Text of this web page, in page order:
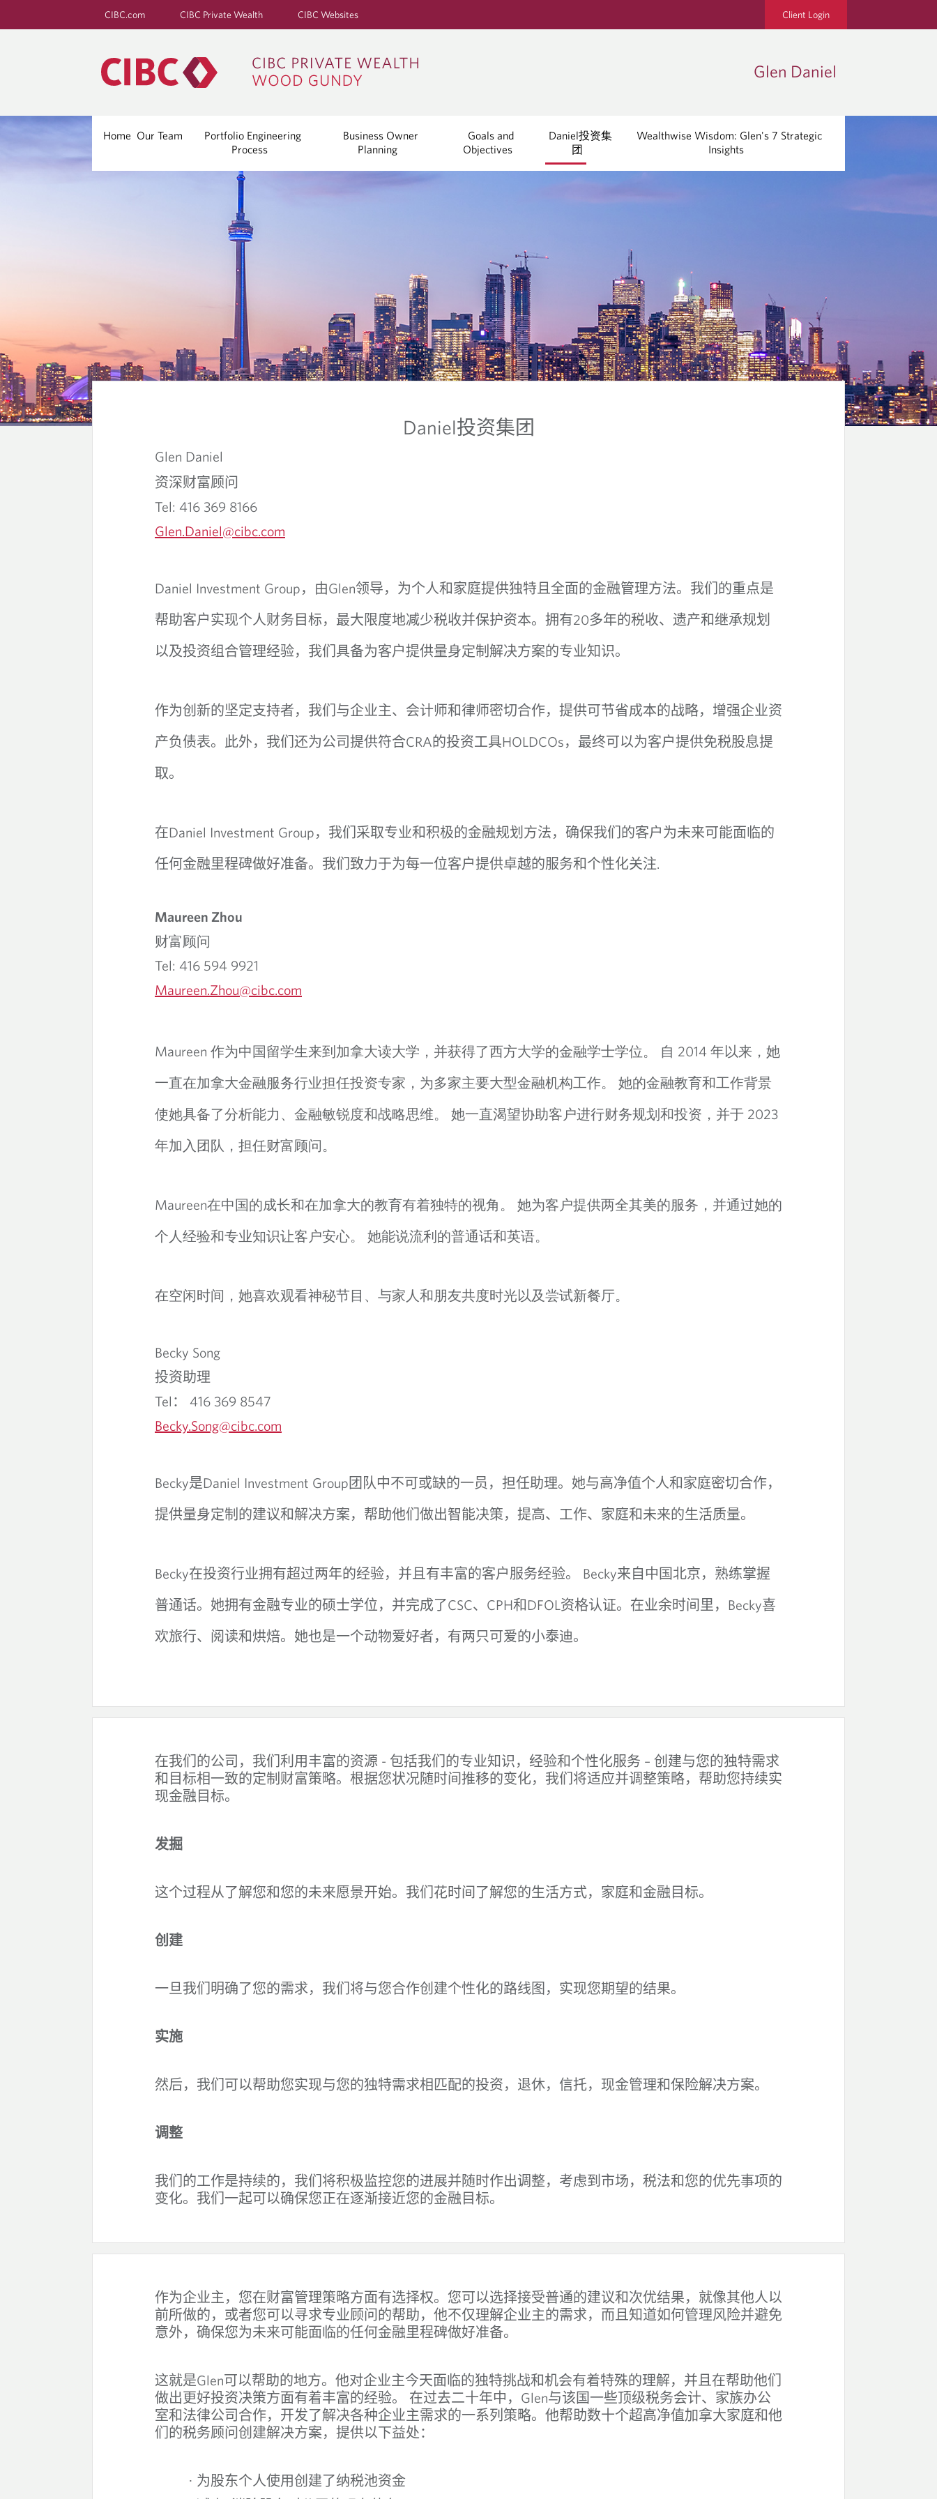
i
C
CIBC.com CIBC Private Wealth CIBC Websites Client Login
Glen Daniel
Home Our Team
Portfolio Engineering
Process
Business Owner
Planning
Goals and
Objectives
Daniel投资集
团
Wealthwise Wisdom: Glen's 7 Strategic
Insights
D
A
Daniel投资集团
Glen Daniel
资深财富顾问
Tel: 416 369 8166
Glen.Daniel@cibc.com
Daniel Investment Group， 由Glen领导，为个人和家庭提供独特且全面的金融管理方法。我们的重点是
帮助客户实现个人财务目标，最大限度地减少税收并保护资本。拥有20多年的税收、遗产和继承规划
以及投资组合管理经验，我们具备为客户提供量身定制解决方案的专业知识。
作为创新的坚定支持者，我们与企业主、会计师和律师密切合作，提供可节省成本的战略，增强企业资
产负债表。此外， 我们还为公司提供符合CRA的投资工具HOLDCOs，最终可以为客户提供免税股息提
取。
在Daniel Investment Group，我们采取专业和积极的金融规划方法，确保我们的客户为未来可能面临的
任何金融里程碑做好准备。我们致力于为每一位客户提供卓越的服务和个性化关注.
Maureen Zhou
财富顾问
Tel: 416 594 9921
Maureen.Zhou@cibc.com
Maureen 作为中国留学生来到加拿大读大学，并获得了西方大学的金融学士学位。 自 2014 年以来，她
一直在加拿大金融服务行业担任投资专家，为多家主要大型金融机构工作。 她的金融教育和工作背景
使她具备了分析能力、金融敏锐度和战略思维。 她一直渴望协助客户进行财务规划和投资，并于 2023
年加入团队，担任财富顾问。
Maureen在中国的成长和在加拿大的教育有着独特的视角。 她为客户提供两全其美的服务，并通过她的
个人经验和专业知识让客户安心。 她能说流利的普通话和英语。
在空闲时间，她喜欢观看神秘节目、与家人和朋友共度时光以及尝试新餐厅。
Becky Song
投资助理
Tel ：
416 369 8547
Becky.Song@cibc.com
Becky是Daniel Investment Group团队中不可或缺的一员，担任助理。她与高净值个人和家庭密切合作，
提供量身定制的建议和解决方案，帮助他们做出智能决策，提高、工作、家庭和未来的生活质量。
Becky在投资行业拥有超过两年的经验，并且有丰富的客户服务经验。 Becky来自中国北京，熟练掌握
普通话。她拥有金融专业的硕士学位， 并完成了CSC、 CPH和DFOL资格认证。在业余时间里， Becky喜
欢旅行、阅读和烘焙。她也是一个动物爱好者，有两只可爱的小泰迪。
在我们的公司，我们利用丰富的资源 - 包括我们的专业知识，经验和个性化服务 – 创建与您的独特需求
和目标相一致的定制财富策略。根据您状况随时间推移的变化，我们将适应并调整策略，帮助您持续实
现金融目标。
发掘
这个过程从了解您和您的未来愿景开始。我们花时间了解您的生活方式，家庭和金融目标。
创建
一旦我们明确了您的需求，我们将与您合作创建个性化的路线图，实现您期望的结果。
实施
然后，我们可以帮助您实现与您的独特需求相匹配的投资，退休，信托，现金管理和保险解决方案。
调整
我们的工作是持续的，我们将积极监控您的进展并随时作出调整，考虑到市场，税法和您的优先事项的
变化。我们一起可以确保您正在逐渐接近您的金融目标。
作为企业主，您在财富管理策略方面有选择权。您可以选择接受普通的建议和次优结果，就像其他人以
前所做的，或者您可以寻求专业顾问的帮助，他不仅理解企业主的需求，而且知道如何管理风险并避免
意外，确保您为未来可能面临的任何金融里程碑做好准备。
这就是Glen可以帮助的地方。他对企业主今天面临的独特挑战和机会有着特殊的理解，并且在帮助他们
做出更好投资决策方面有着丰富的经验。
在过去二十年中， Glen与该国一些顶级税务会计、家族办公
室和法律公司合作，开发了解决各种企业主需求的一系列策略。他帮助数十个超高净值加拿大家庭和他
们的税务顾问创建解决方案，提供以下益处：
· 为股东个人使用创建了纳税池资金